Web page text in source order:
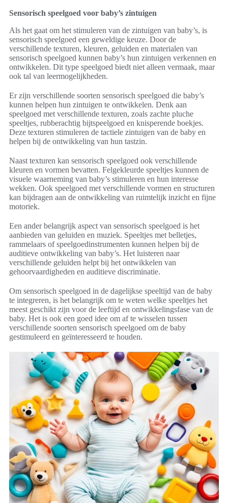
Sensorisch speelgoed voor baby’s zintuigen
Als het gaat om het stimuleren van de zintuigen van baby’s, is
sensorisch speelgoed een geweldige keuze. Door de
verschillende texturen, kleuren, geluiden en materialen van
sensorisch speelgoed kunnen baby’s hun zintuigen verkennen en
ontwikkelen. Dit type speelgoed biedt niet alleen vermaak, maar
ook tal van leermogelijkheden.
Er zijn verschillende soorten sensorisch speelgoed die baby’s
kunnen helpen hun zintuigen te ontwikkelen. Denk aan
speelgoed met verschillende texturen, zoals zachte pluche
speeltjes, rubberachtig bijtspeelgoed en knisperende boekjes.
Deze texturen stimuleren de tactiele zintuigen van de baby en
helpen bij de ontwikkeling van hun tastzin.
Naast texturen kan sensorisch speelgoed ook verschillende
kleuren en vormen bevatten. Felgekleurde speeltjes kunnen de
visuele waarneming van baby’s stimuleren en hun interesse
wekken. Ook speelgoed met verschillende vormen en structuren
kan bijdragen aan de ontwikkeling van ruimtelijk inzicht en fijne
motoriek.
Een ander belangrijk aspect van sensorisch speelgoed is het
aanbieden van geluiden en muziek. Speeltjes met belletjes,
rammelaars of speelgoedinstrumenten kunnen helpen bij de
auditieve ontwikkeling van baby’s. Het luisteren naar
verschillende geluiden helpt bij het ontwikkelen van
gehoorvaardigheden en auditieve discriminatie.
Om sensorisch speelgoed in de dagelijkse speeltijd van de baby
te integreren, is het belangrijk om te weten welke speeltjes het
meest geschikt zijn voor de leeftijd en ontwikkelingsfase van de
baby. Het is ook een goed idee om af te wisselen tussen
verschillende soorten sensorisch speelgoed om de baby
gestimuleerd en geïnteresseerd te houden.